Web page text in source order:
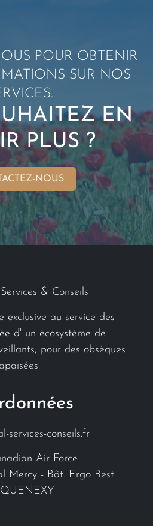
POUR OBTENIR
SUR NOS
EN
PLUS ?
NOUS
& Conseils
exclusive au service des
d' un écosystème de
pour des obsèques
apaisées.
services-conseils.fr
Air Force
Mercy - Bât. Ergo Best